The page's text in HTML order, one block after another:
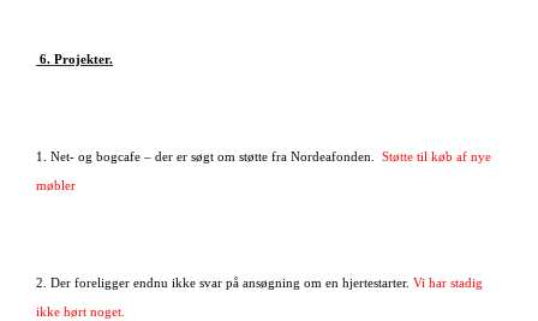
6. Projekter.
1. Net- og bogcafe – der er søgt om støtte fra Nordeafonden. Støtte til køb af nye
møbler
2. Der foreligger endnu ikke svar på ansøgning om en hjertestarter. Vi har stadig
ikke hørt noget.